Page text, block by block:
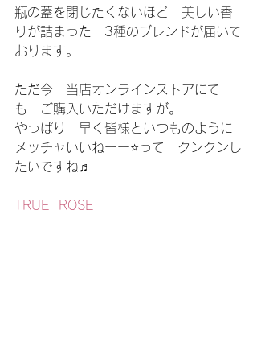
瓶の蓋を閉じたくないほど　美しい香
りが詰まった　3種のブレンドが届いて
おります。
ただ今　当店オンラインストアにて
も　ご購入いただけますが。
やっぱり　早く皆様といつものように
メッチャいいねーー⭐️って　クンクンし
たいですね♬
TRUE  ROSE